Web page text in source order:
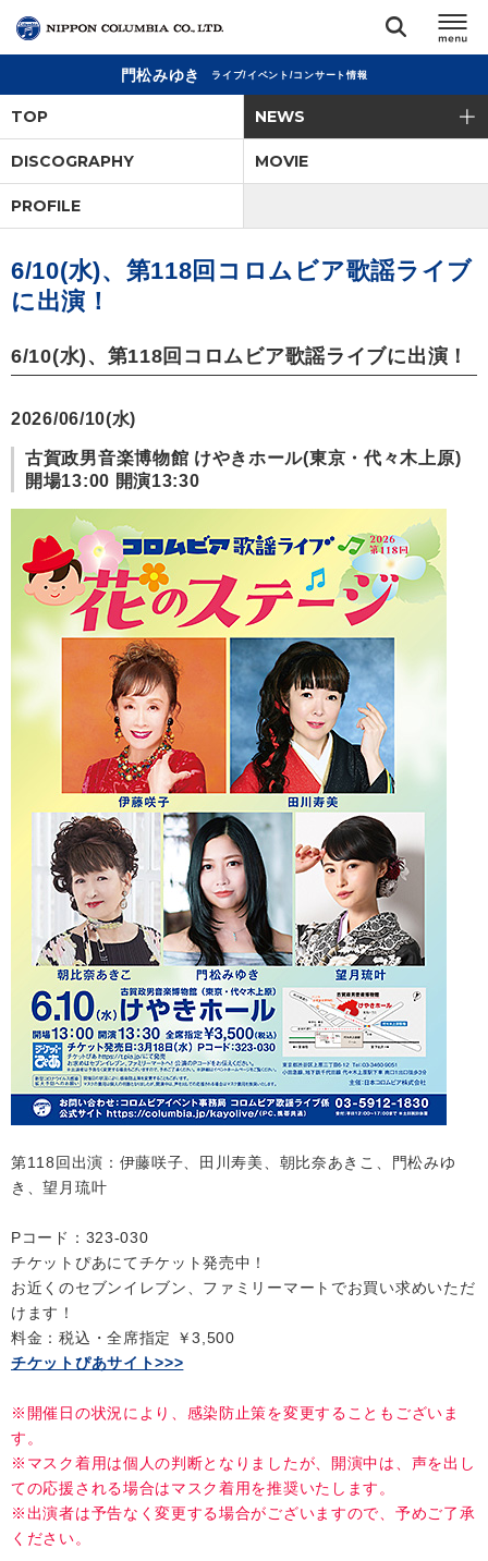
閉じる
アーティスト
ジャンル
ランキング
オーディション
直営ショップ
会社情報
サイトマップ
お問い合わせ
閉じる
門松みゆき ライブ/イベント/コンサート情報
TOP NEWS
DISCOGRAPHY MOVIE
PROFILE
6/10(水)、第118回コロムビア歌謡ライブ
に出演！
6/10(水)、第118回コロムビア歌謡ライブに出演！
2026/06/10(水)
古賀政男音楽博物館 けやきホール(東京・代々木上原)
開場13:00 開演13:30
第118回出演：伊藤咲子、田川寿美、朝比奈あきこ、門松みゆ
き、望月琉叶
Pコード：323-030
チケットぴあにてチケット発売中！
お近くのセブンイレブン、ファミリーマートでお買い求めいただ
けます！
料金：税込・全席指定 ￥3,500
チケットぴあサイト>>>
※開催日の状況により、感染防止策を変更することもございま
す。
※マスク着用は個人の判断となりましたが、開演中は、声を出し
ての応援される場合はマスク着用を推奨いたします。
※出演者は予告なく変更する場合がございますので、予めご了承
ください。